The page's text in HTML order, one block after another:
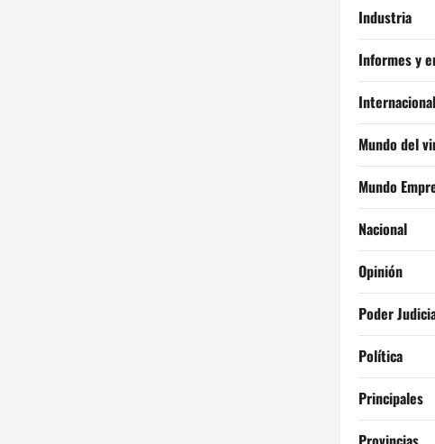
Industria
Informes y
Internacional
Mundo del
Mundo
Nacional
Opinión
Poder
Política
Principales